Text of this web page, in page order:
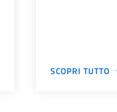
SCOPRI TUTTO